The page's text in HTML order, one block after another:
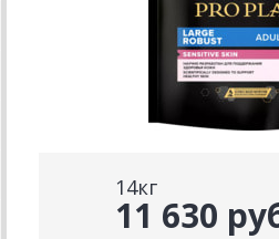
14кг
11 630